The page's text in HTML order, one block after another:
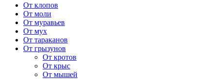
От клопов
От моли
От муравьев
От мух
От тараканов
От грызунов
От кротов
От крыс
От мышей